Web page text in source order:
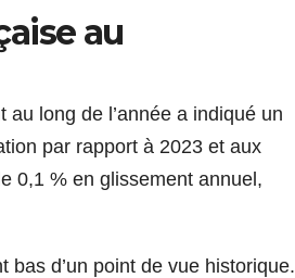
au
long de l’année a indiqué un
par rapport à 2023 et aux
0,1 % en glissement annuel,
d’un point de vue historique.